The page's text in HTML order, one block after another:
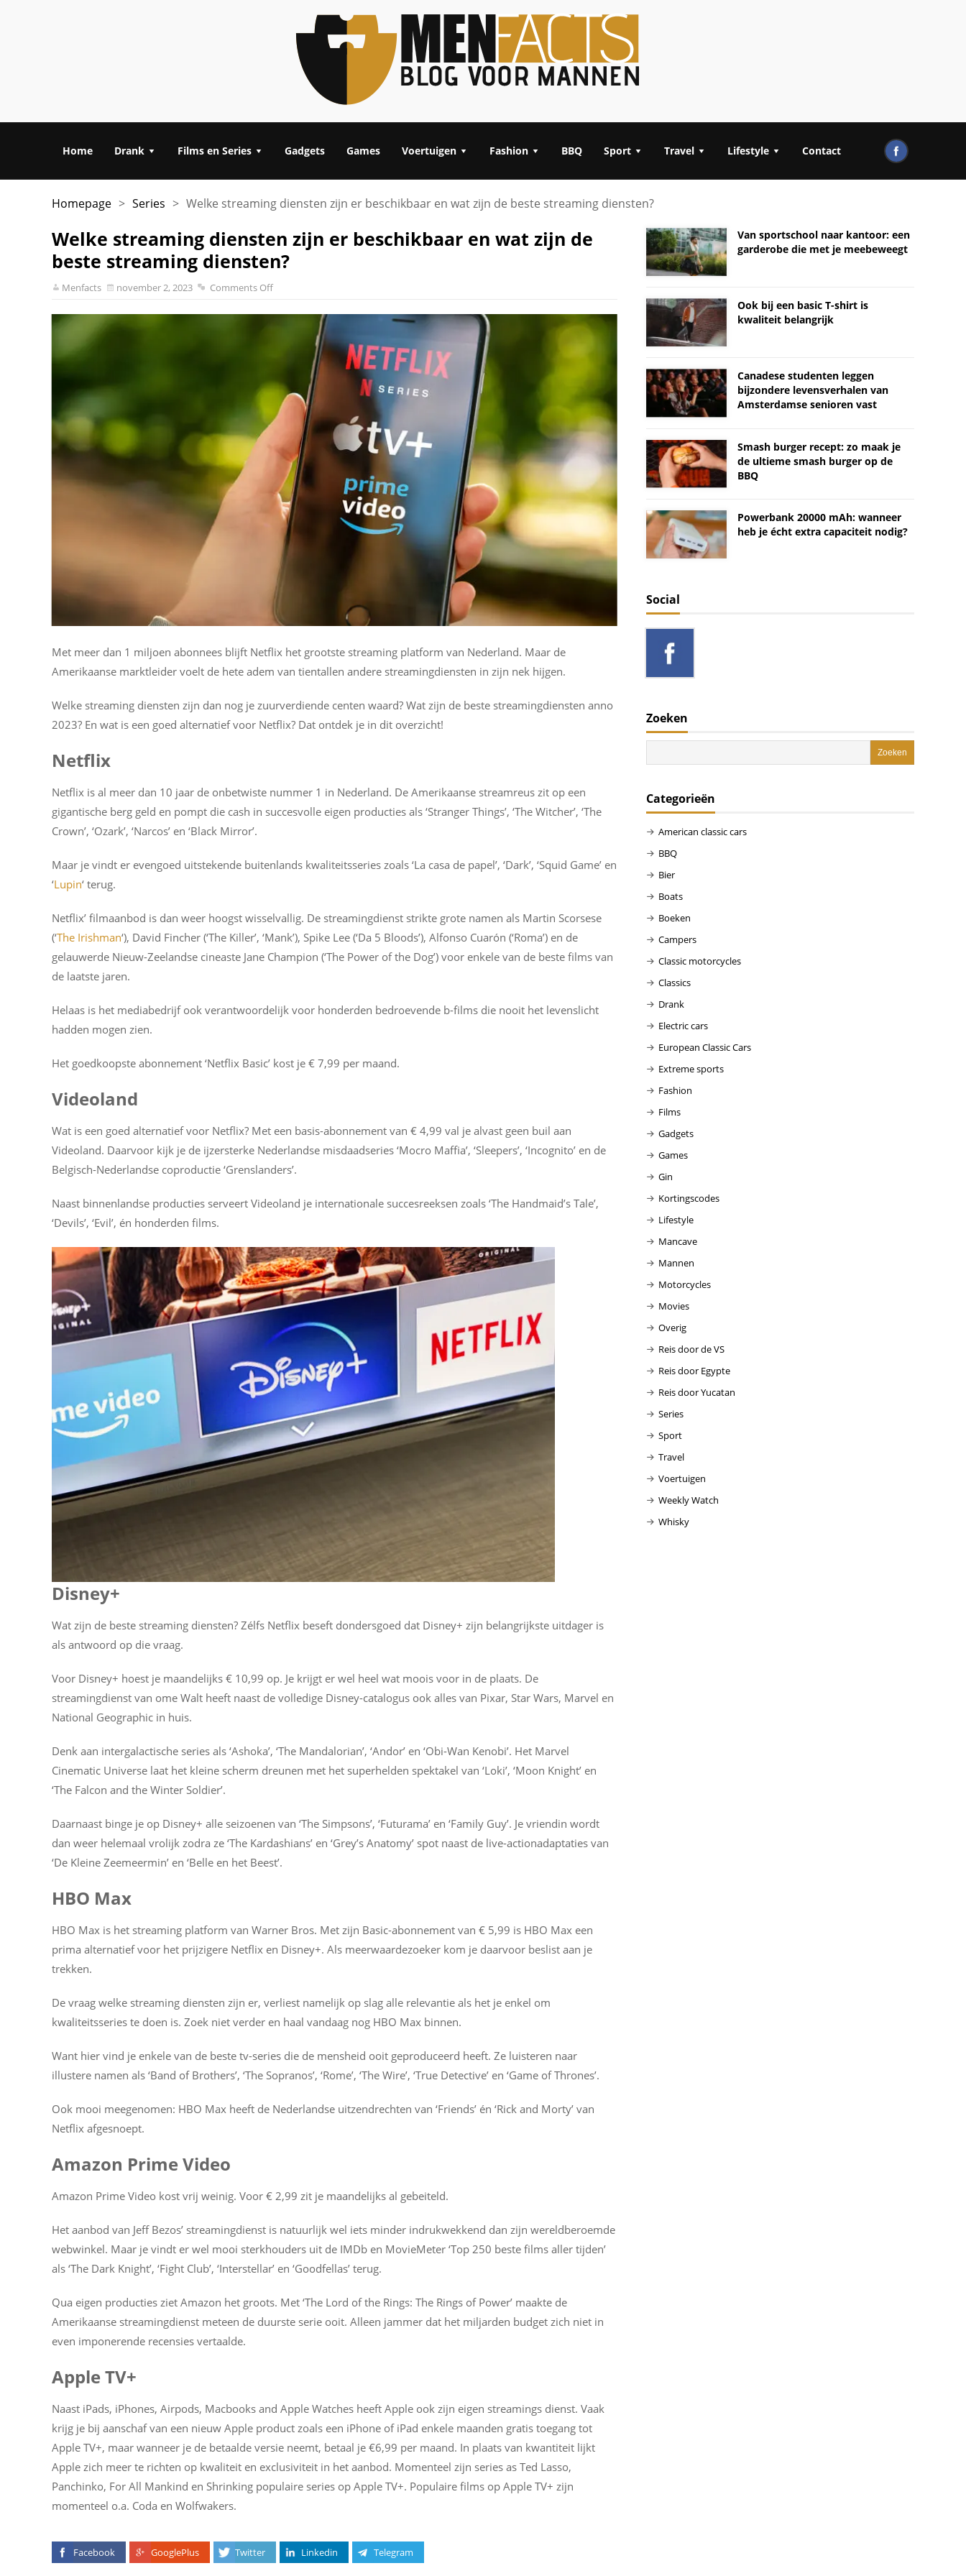
Home Drank Films en Series Gadgets Games Voertuigen Fashion BBQ Sport Travel Lifestyle Contact
Homepage > Series > Welke streaming diensten zijn er beschikbaar en wat zijn de beste streaming diensten?
Welke streaming diensten zijn er beschikbaar en wat zijn de
beste streaming diensten?
Menfacts november 2, 2023 Comments Off
Met meer dan 1 miljoen abonnees blijft Netflix het grootste streaming platform van Nederland. Maar de
Amerikaanse marktleider voelt de hete adem van tientallen andere streamingdiensten in zijn nek hijgen.
Welke streaming diensten zijn dan nog je zuurverdiende centen waard? Wat zijn de beste streamingdiensten anno
2023? En wat is een goed alternatief voor Netflix? Dat ontdek je in dit overzicht!
Netflix
Netflix is al meer dan 10 jaar de onbetwiste nummer 1 in Nederland. De Amerikaanse streamreus zit op een
gigantische berg geld en pompt die cash in succesvolle eigen producties als ‘Stranger Things’, ‘The Witcher’, ‘The
Crown’, ‘Ozark’, ‘Narcos’ en ‘Black Mirror’.
Maar je vindt er evengoed uitstekende buitenlands kwaliteitsseries zoals ‘La casa de papel’, ‘Dark’, ‘Squid Game’ en
‘Lupin‘ terug.
Netflix’ filmaanbod is dan weer hoogst wisselvallig. De streamingdienst strikte grote namen als Martin Scorsese
(‘The Irishman‘), David Fincher (‘The Killer’, ‘Mank’), Spike Lee (‘Da 5 Bloods’), Alfonso Cuarón (‘Roma’) en de
gelauwerde Nieuw-Zeelandse cineaste Jane Champion (‘The Power of the Dog’) voor enkele van de beste films van
de laatste jaren.
Helaas is het mediabedrijf ook verantwoordelijk voor honderden bedroevende b-films die nooit het levenslicht
hadden mogen zien.
Het goedkoopste abonnement ‘Netflix Basic’ kost je € 7,99 per maand.
Videoland
Wat is een goed alternatief voor Netflix? Met een basis-abonnement van € 4,99 val je alvast geen buil aan
Videoland. Daarvoor kijk je de ijzersterke Nederlandse misdaadseries ‘Mocro Maffia’, ‘Sleepers’, ‘Incognito’ en de
Belgisch-Nederlandse coproductie ‘Grenslanders’.
Naast binnenlandse producties serveert Videoland je internationale succesreeksen zoals ‘The Handmaid’s Tale’,
‘Devils’, ‘Evil’, én honderden films.
Disney+
Wat zijn de beste streaming diensten? Zélfs Netflix beseft dondersgoed dat Disney+ zijn belangrijkste uitdager is
als antwoord op die vraag.
Voor Disney+ hoest je maandelijks € 10,99 op. Je krijgt er wel heel wat moois voor in de plaats. De
streamingdienst van ome Walt heeft naast de volledige Disney-catalogus ook alles van Pixar, Star Wars, Marvel en
National Geographic in huis.
Denk aan intergalactische series als ‘Ashoka’, ‘The Mandalorian’, ‘Andor’ en ‘Obi-Wan Kenobi’. Het Marvel
Cinematic Universe laat het kleine scherm dreunen met het superhelden spektakel van ‘Loki’, ‘Moon Knight’ en
‘The Falcon and the Winter Soldier’.
Daarnaast binge je op Disney+ alle seizoenen van ‘The Simpsons’, ‘Futurama’ en ‘Family Guy’. Je vriendin wordt
dan weer helemaal vrolijk zodra ze ‘The Kardashians’ en ‘Grey’s Anatomy’ spot naast de live-actionadaptaties van
‘De Kleine Zeemeermin’ en ‘Belle en het Beest’.
HBO Max
HBO Max is het streaming platform van Warner Bros. Met zijn Basic-abonnement van € 5,99 is HBO Max een
prima alternatief voor het prijzigere Netflix en Disney+. Als meerwaardezoeker kom je daarvoor beslist aan je
trekken.
De vraag welke streaming diensten zijn er, verliest namelijk op slag alle relevantie als het je enkel om
kwaliteitsseries te doen is. Zoek niet verder en haal vandaag nog HBO Max binnen.
Want hier vind je enkele van de beste tv-series die de mensheid ooit geproduceerd heeft. Ze luisteren naar
illustere namen als ‘Band of Brothers’, ‘The Sopranos’, ‘Rome’, ‘The Wire’, ‘True Detective’ en ‘Game of Thrones’.
Ook mooi meegenomen: HBO Max heeft de Nederlandse uitzendrechten van ‘Friends’ én ‘Rick and Morty’ van
Netflix afgesnoept.
Amazon Prime Video
Amazon Prime Video kost vrij weinig. Voor € 2,99 zit je maandelijks al gebeiteld.
Het aanbod van Jeff Bezos’ streamingdienst is natuurlijk wel iets minder indrukwekkend dan zijn wereldberoemde
webwinkel. Maar je vindt er wel mooi sterkhouders uit de IMDb en MovieMeter ‘Top 250 beste films aller tijden’
als ‘The Dark Knight’, ‘Fight Club’, ‘Interstellar’ en ‘Goodfellas’ terug.
Qua eigen producties ziet Amazon het groots. Met ‘The Lord of the Rings: The Rings of Power’ maakte de
Amerikaanse streamingdienst meteen de duurste serie ooit. Alleen jammer dat het miljarden budget zich niet in
even imponerende recensies vertaalde.
Apple TV+
Naast iPads, iPhones, Airpods, Macbooks and Apple Watches heeft Apple ook zijn eigen streamings dienst. Vaak
krijg je bij aanschaf van een nieuw Apple product zoals een iPhone of iPad enkele maanden gratis toegang tot
Apple TV+, maar wanneer je de betaalde versie neemt, betaal je €6,99 per maand. In plaats van kwantiteit lijkt
Apple zich meer te richten op kwaliteit en exclusiviteit in het aanbod. Momenteel zijn series as Ted Lasso,
Panchinko, For All Mankind en Shrinking populaire series op Apple TV+. Populaire films op Apple TV+ zijn
momenteel o.a. Coda en Wolfwakers.
Facebook GooglePlus Twitter Linkedin Telegram
Van sportschool naar kantoor: een
garderobe die met je meebeweegt
Ook bij een basic T-shirt is
kwaliteit belangrijk
Canadese studenten leggen
bijzondere levensverhalen van
Amsterdamse senioren vast
Smash burger recept: zo maak je
de ultieme smash burger op de
BBQ
Powerbank 20000 mAh: wanneer
heb je écht extra capaciteit nodig?
Social
Zoeken
Categorieën
American classic cars
BBQ
Bier
Boats
Boeken
Campers
Classic motorcycles
Classics
Drank
Electric cars
European Classic Cars
Extreme sports
Fashion
Films
Gadgets
Games
Gin
Kortingscodes
Lifestyle
Mancave
Mannen
Motorcycles
Movies
Overig
Reis door de VS
Reis door Egypte
Reis door Yucatan
Series
Sport
Travel
Voertuigen
Weekly Watch
Whisky